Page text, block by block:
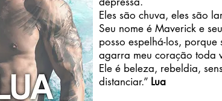
Eles são chuva, eles são
Seu nome é Maverick e
posso espelhá-los,
agarra meu coração
Ele é beleza, rebeldia,
distanciar.” Lua